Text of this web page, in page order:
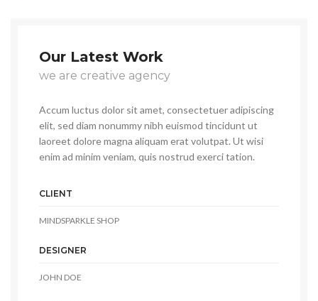
Our Latest Work
we are creative agency
Accum luctus dolor sit amet, consectetuer adipiscing
elit, sed diam nonummy nibh euismod tincidunt ut
laoreet dolore magna aliquam erat volutpat. Ut wisi
enim ad minim veniam, quis nostrud exerci tation.
CLIENT
MINDSPARKLE SHOP
DESIGNER
JOHN DOE